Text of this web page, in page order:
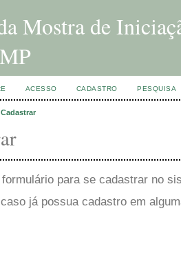
Mostra de
ACESSO CADASTRO PESQUISA
Cadastrar
para se cadastrar no
caso já possua cadastro em